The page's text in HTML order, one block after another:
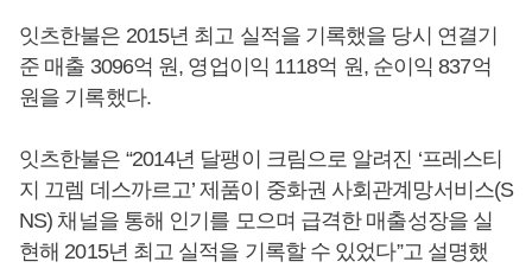
잇츠한불은 2015년 최고 실적을 기록했을 당시 연결기
준 매출 3096억 원, 영업이익 1118억 원, 순이익 837억
원을 기록했다.
잇츠한불은 “2014년 달팽이 크림으로 알려진 ‘프레스티
지 끄렘 데스까르고’ 제품이 중화권 사회관계망서비스(S
NS) 채널을 통해 인기를 모으며 급격한 매출성장을 실
현해 2015년 최고 실적을 기록할 수 있었다”고 설명했